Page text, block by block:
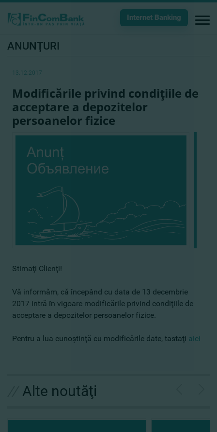
Internet Banking
ANUNŢURI
13.12.2017
Modificările privind condiţiile de
acceptare a depozitelor
persoanelor fizice
Stimaţi Clienţi!
Vă informăm, că începând cu data de 13 decembrie
2017 intră în vigoare modificările privind condiţiile de
acceptare a depozitelor persoanelor fizice.
Pentru a lua cunoştinţă cu modificările date, tastaţi aici
Alte noutăţi